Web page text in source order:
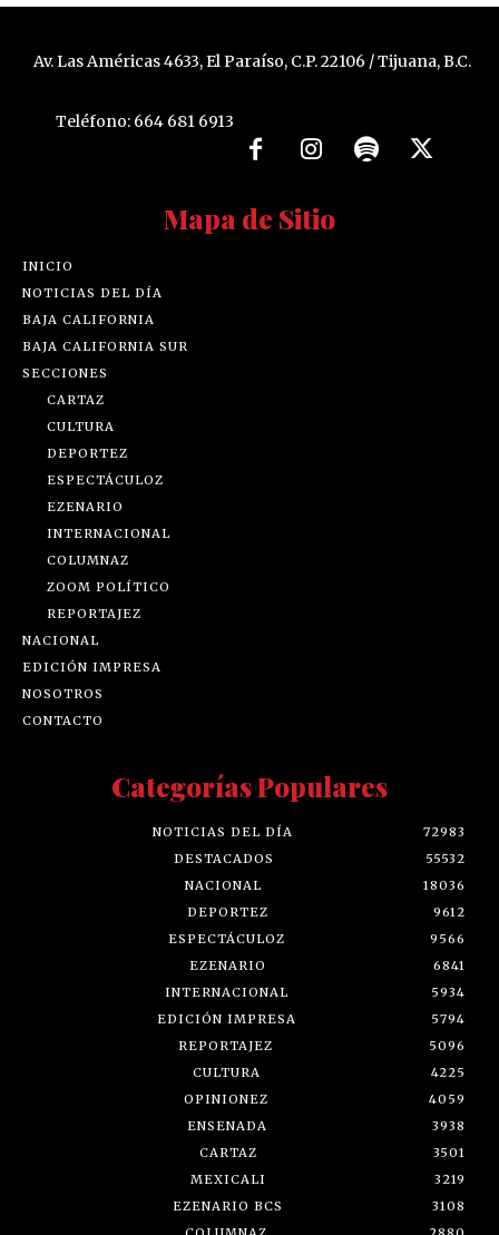
Av. Las Américas 4633, El Paraíso, C.P. 22106 / Tijuana, B.C.
Teléfono: 664 681 6913
Mapa de Sitio
INICIO
NOTICIAS DEL DÍA
BAJA CALIFORNIA
BAJA CALIFORNIA SUR
SECCIONES
CARTAZ
CULTURA
DEPORTEZ
ESPECTÁCULOZ
EZENARIO
INTERNACIONAL
COLUMNAZ
ZOOM POLÍTICO
REPORTAJEZ
NACIONAL
EDICIÓN IMPRESA
NOSOTROS
CONTACTO
Categorías Populares
NOTICIAS DEL DÍA
72983
DESTACADOS
55532
NACIONAL
18036
DEPORTEZ
9612
ESPECTÁCULOZ
9566
EZENARIO
6841
INTERNACIONAL
5934
EDICIÓN IMPRESA
5794
REPORTAJEZ
5096
CULTURA
4225
OPINIONEZ
4059
ENSENADA
3938
CARTAZ
3501
MEXICALI
3219
EZENARIO BCS
3108